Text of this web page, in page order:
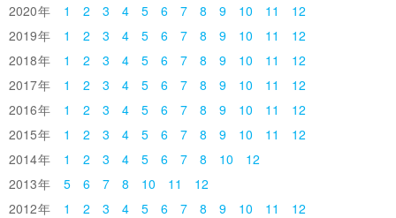
2020
1 2 3 4 5 6 7 8 9 10 11
12
2019
1 2 3 4 5 6 7 8 9 10 11
12
2018
1 2 3 4 5 6 7 8 9 10 11
12
2017
1 2 3 4 5 6 7 8 9 10 11
12
2016
1 2 3 4 5 6 7 8 9 10 11
12
2015
1 2 3 4 5 6 7 8 9 10 11
12
2014
1 2 3 4 5 6 7 8 10
12
2013
5 6 7 8 10 11
12
2012
1 2 3 4 5 6 7 8 9 10 11
12